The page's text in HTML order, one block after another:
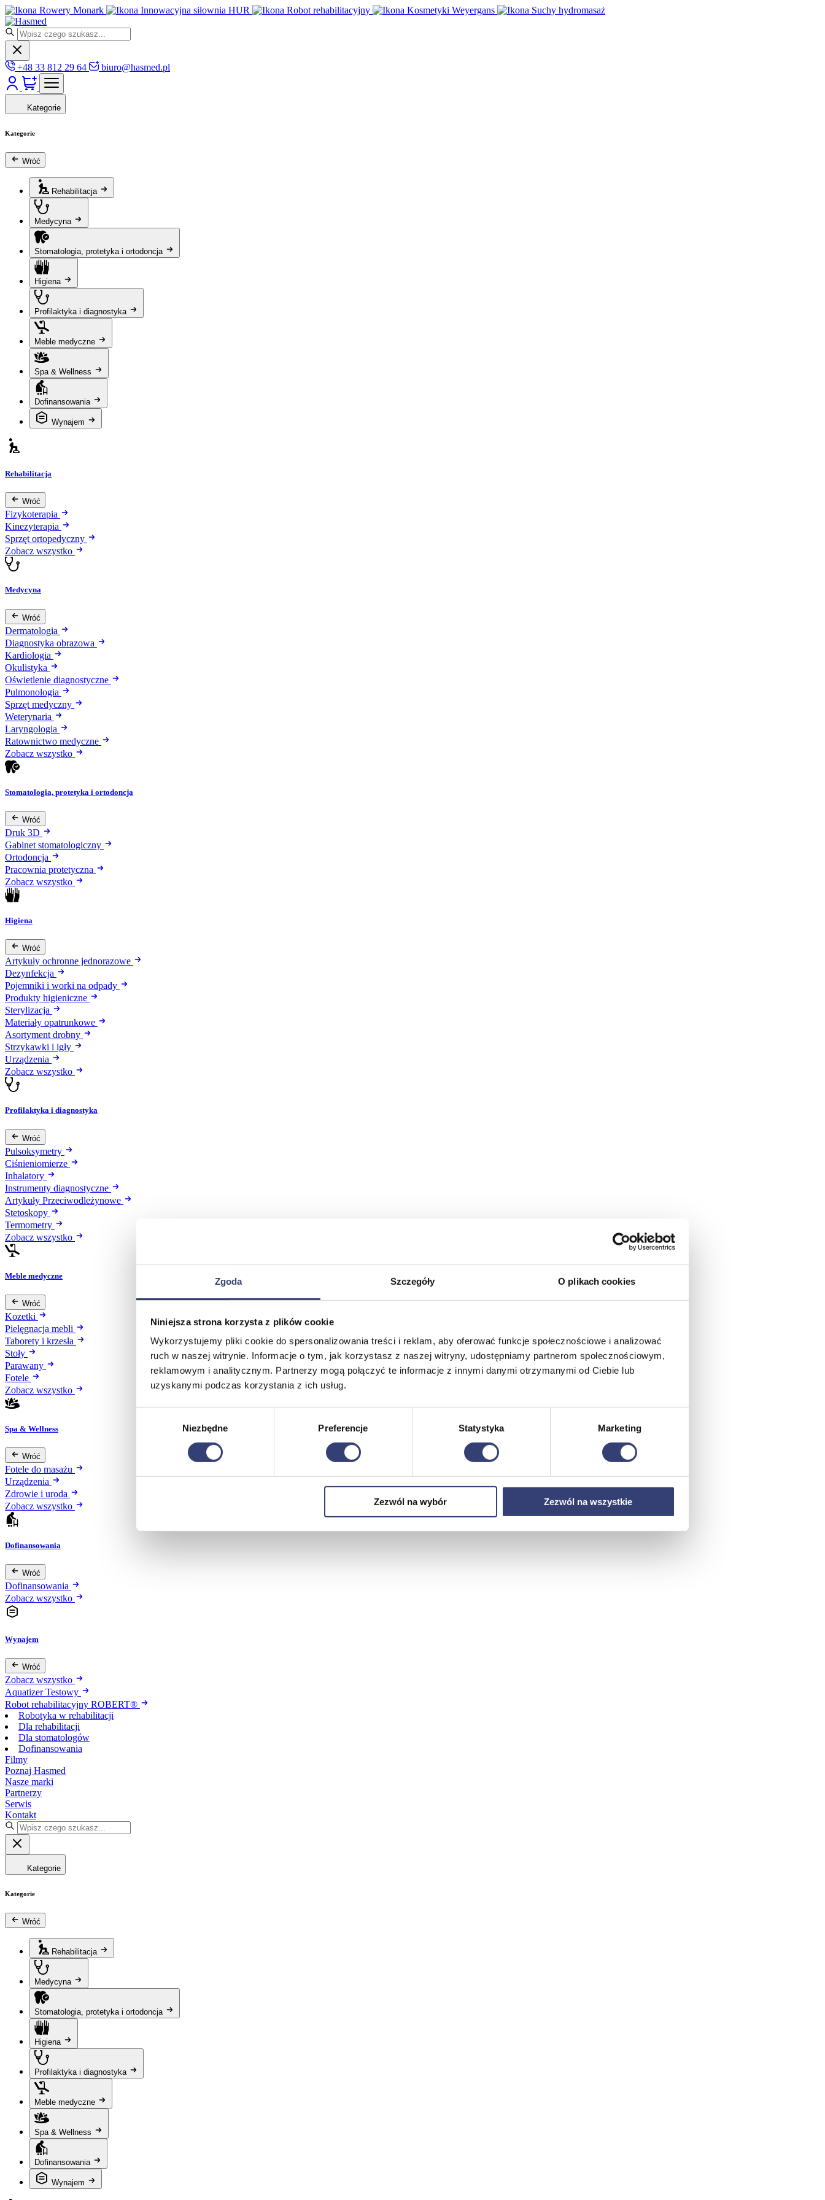
Zgoda Szczegóły O plikach cookies
Niniejsza strona korzysta z plików cookie
Wykorzystujemy pliki cookie do spersonalizowania treści i reklam, aby oferować funkcje społecznościowe i analizować
ruch w naszej witrynie. Informacje o tym, jak korzystasz z naszej witryny, udostępniamy partnerom społecznościowym,
reklamowym i analitycznym. Partnerzy mogą połączyć te informacje z innymi danymi otrzymanymi od Ciebie lub
uzyskanymi podczas korzystania z ich usług.
Niezbędne Preferencje Statystyka Marketing
Zezwól na wybór Zezwól na wszystkie
Rowery Monark Innowacyjna siłownia HUR Robot rehabilitacyjny Kosmetyki Weyergans Suchy hydromasaż
+48 33 812 29 64 biuro@hasmed.pl
Kategorie
Kategorie
Wróć
Rehabilitacja
Medycyna
Stomatologia, protetyka i ortodoncja
Higiena
Profilaktyka i diagnostyka
Meble medyczne
Spa & Wellness
Dofinansowania
Wynajem
Rehabilitacja
Wróć
Fizykoterapia
Kinezyterapia
Sprzęt ortopedyczny
Zobacz wszystko
Medycyna
Wróć
Dermatologia
Diagnostyka obrazowa
Kardiologia
Okulistyka
Oświetlenie diagnostyczne
Pulmonologia
Sprzęt medyczny
Weterynaria
Laryngologia
Ratownictwo medyczne
Zobacz wszystko
Stomatologia, protetyka i ortodoncja
Wróć
Druk 3D
Gabinet stomatologiczny
Ortodoncja
Pracownia protetyczna
Zobacz wszystko
Higiena
Wróć
Artykuły ochronne jednorazowe
Dezynfekcja
Pojemniki i worki na odpady
Produkty higieniczne
Sterylizacja
Materiały opatrunkowe
Asortyment drobny
Strzykawki i igły
Urządzenia
Zobacz wszystko
Profilaktyka i diagnostyka
Wróć
Pulsoksymetry
Ciśnieniomierze
Inhalatory
Instrumenty diagnostyczne
Artykuły Przeciwodleżynowe
Stetoskopy
Termometry
Zobacz wszystko
Meble medyczne
Wróć
Kozetki
Pielęgnacja mebli
Taborety i krzesła
Stoły
Parawany
Fotele
Zobacz wszystko
Spa & Wellness
Wróć
Fotele do masażu
Urządzenia
Zdrowie i uroda
Zobacz wszystko
Dofinansowania
Wróć
Dofinansowania
Zobacz wszystko
Wynajem
Wróć
Zobacz wszystko
Aquatizer Testowy
Robot rehabilitacyjny ROBERT®
Robotyka w rehabilitacji
Dla rehabilitacji
Dla stomatologów
Dofinansowania
Filmy
Poznaj Hasmed
Nasze marki
Partnerzy
Serwis
Kontakt
Kategorie
Kategorie
Wróć
Rehabilitacja
Medycyna
Stomatologia, protetyka i ortodoncja
Higiena
Profilaktyka i diagnostyka
Meble medyczne
Spa & Wellness
Dofinansowania
Wynajem